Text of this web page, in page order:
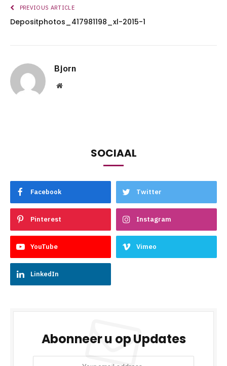
PREVIOUS ARTICLE
Depositphotos_417981198_xl-2015-1
Bjorn
Website
SOCIAAL
Facebook Twitter
Pinterest Instagram
YouTube Vimeo
LinkedIn
Abonneer u op Updates